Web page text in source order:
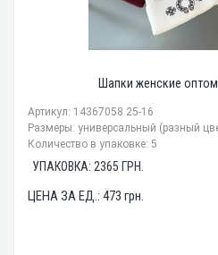
Шапки женские
Артикул: 14367058 25-16
Размеры: универсальный (разный
Количество в упаковке: 5
УПАКОВКА: 2365 ГРН.
ЦЕНА ЗА ЕД.: 473 грн.